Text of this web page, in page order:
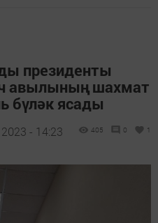
президенты
авылының шахмат
бүләк ясады
- 14:23 405 0 1